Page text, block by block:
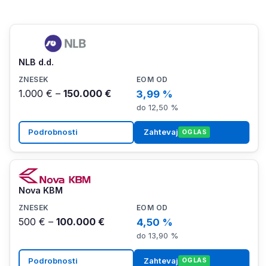
NLB d.d.
1.000 € – 150.000 € 3,99 %
do 12,50 %
Podrobnosti Zahtevaj OGLAS
Nova KBM
500 € – 100.000 € 4,50 %
do 13,90 %
Podrobnosti Zahtevaj OGLAS